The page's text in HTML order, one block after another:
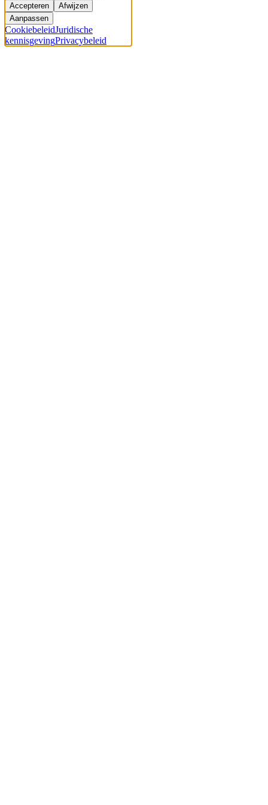
Accepteren
Afwijzen
Aanpassen
CookiebeleidJuridische
kennisgevingPrivacybeleid